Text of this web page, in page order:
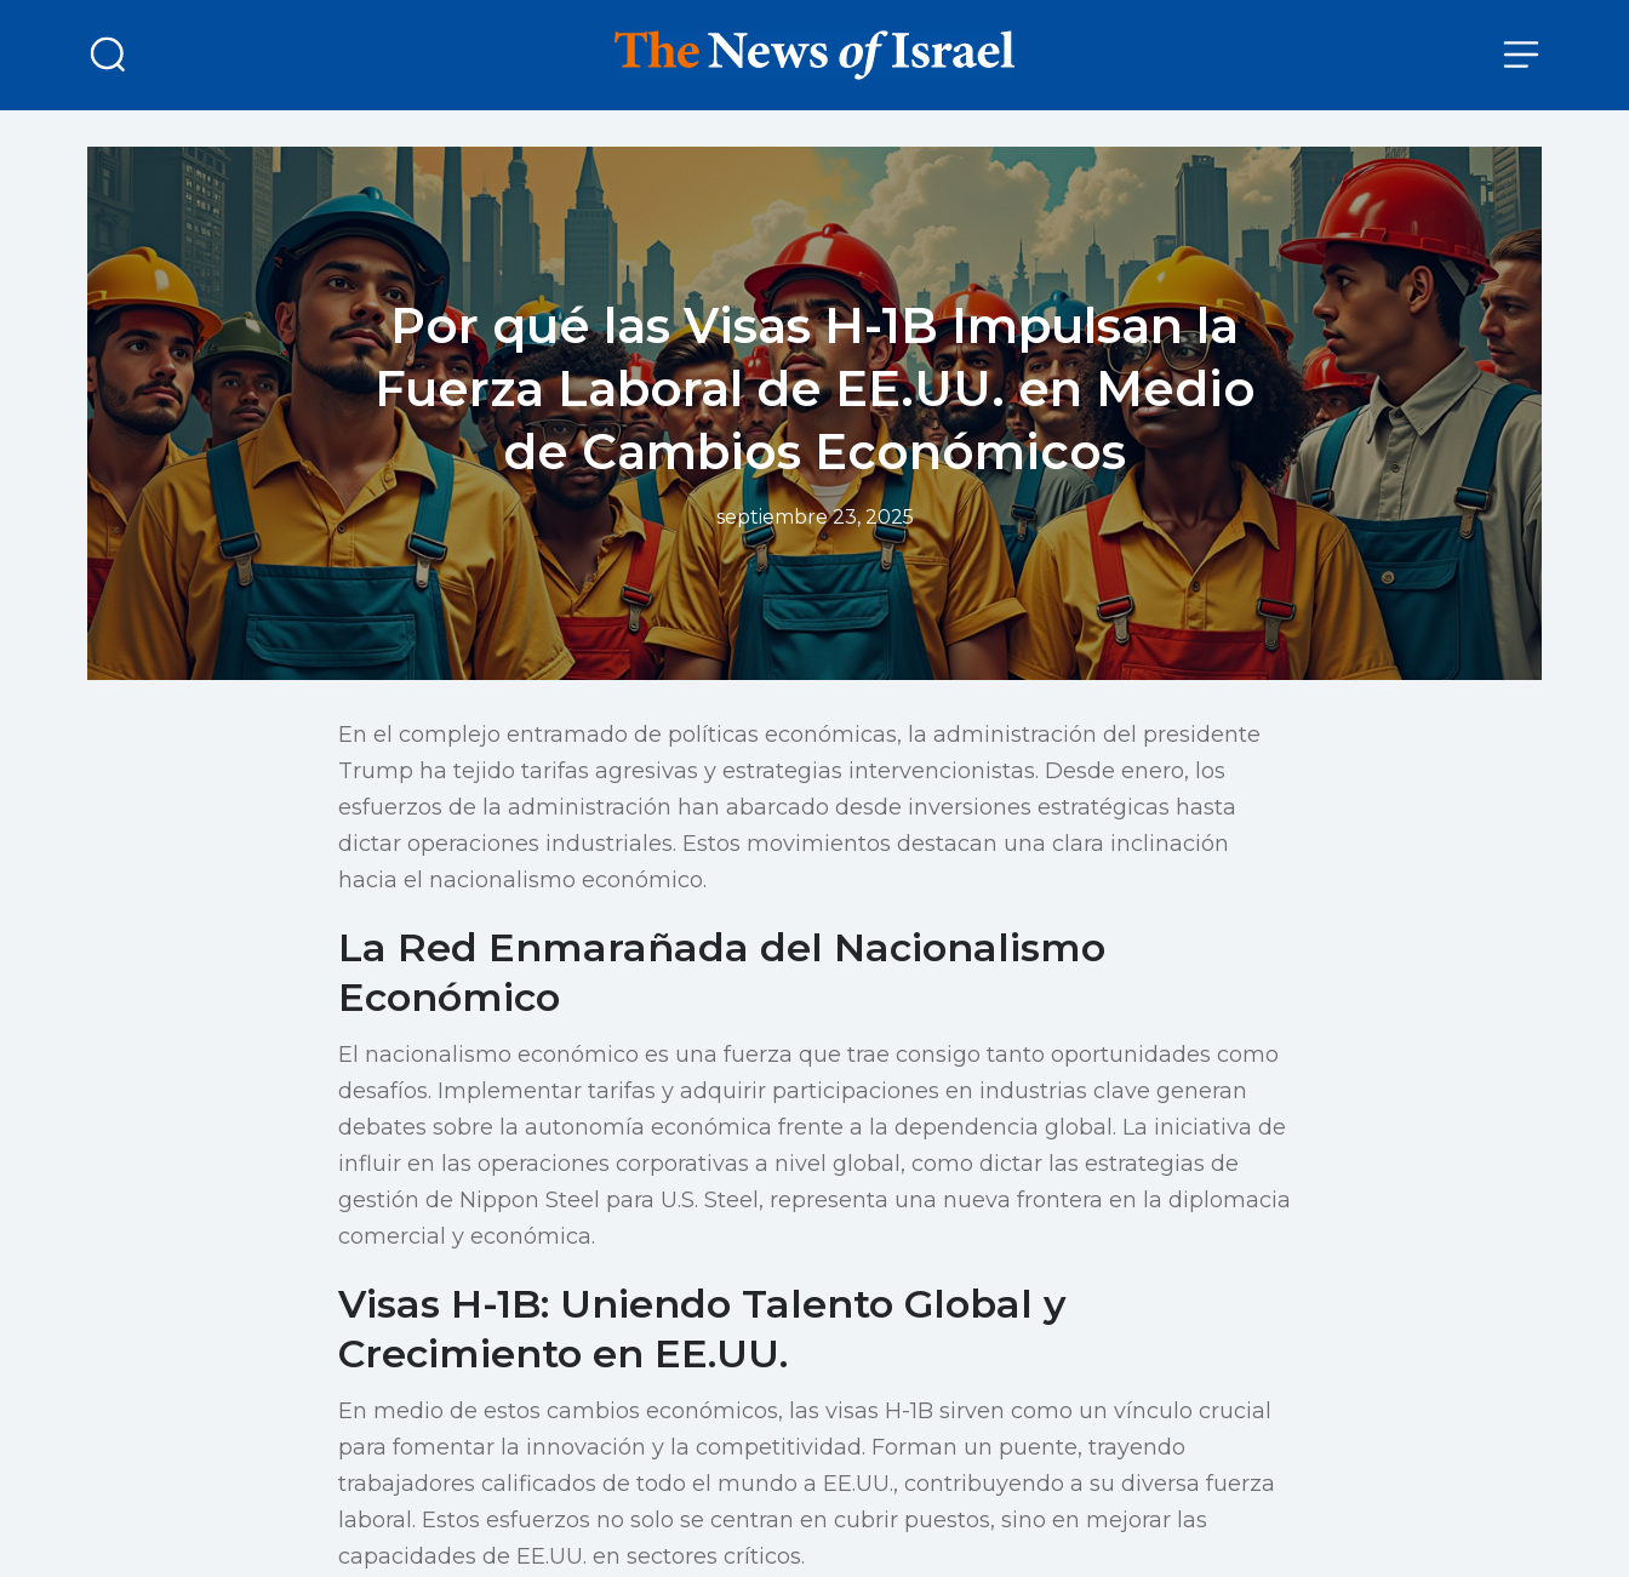
Por qué las Visas H-1B Impulsan la
Fuerza Laboral de EE.UU. en Medio
de Cambios Económicos
septiembre 23, 2025
En el complejo entramado de políticas económicas, la administración del presidente
Trump ha tejido tarifas agresivas y estrategias intervencionistas. Desde enero, los
esfuerzos de la administración han abarcado desde inversiones estratégicas hasta
dictar operaciones industriales. Estos movimientos destacan una clara inclinación
hacia el nacionalismo económico.
La Red Enmarañada del Nacionalismo
Económico
El nacionalismo económico es una fuerza que trae consigo tanto oportunidades como
desafíos. Implementar tarifas y adquirir participaciones en industrias clave generan
debates sobre la autonomía económica frente a la dependencia global. La iniciativa de
influir en las operaciones corporativas a nivel global, como dictar las estrategias de
gestión de Nippon Steel para U.S. Steel, representa una nueva frontera en la diplomacia
comercial y económica.
Visas H-1B: Uniendo Talento Global y
Crecimiento en EE.UU.
En medio de estos cambios económicos, las visas H-1B sirven como un vínculo crucial
para fomentar la innovación y la competitividad. Forman un puente, trayendo
trabajadores calificados de todo el mundo a EE.UU., contribuyendo a su diversa fuerza
laboral. Estos esfuerzos no solo se centran en cubrir puestos, sino en mejorar las
capacidades de EE.UU. en sectores críticos.